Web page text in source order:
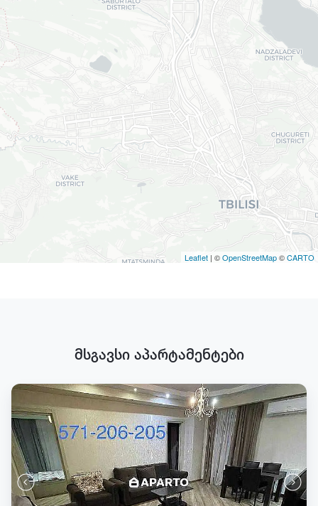
Leaflet | ©OpenStreetMap©CARTO
მსგავსი აპარტამენტები